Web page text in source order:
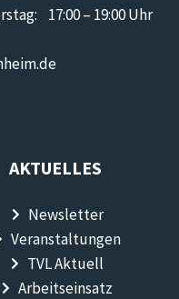
17:00 – 19:00 Uhr
AKTUELLES
Newsletter
Veranstaltungen
TVL Aktuell
Arbeitseinsatz